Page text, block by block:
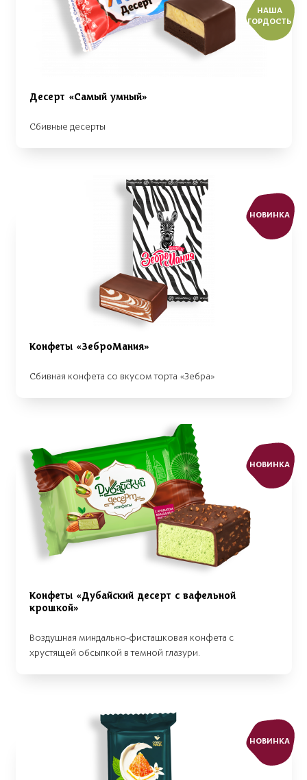
НАША
ГОРДОСТЬ
Десерт «Самый умный»
Сбивные десерты
НОВИНКА
Конфеты «ЗеброМания»
Сбивная конфета со вкусом торта «Зебра»
НОВИНКА
Конфеты «Дубайский десерт с вафельной
крошкой»
Воздушная миндально-фисташковая конфета с
хрустящей обсыпкой в темной глазури.
НОВИНКА